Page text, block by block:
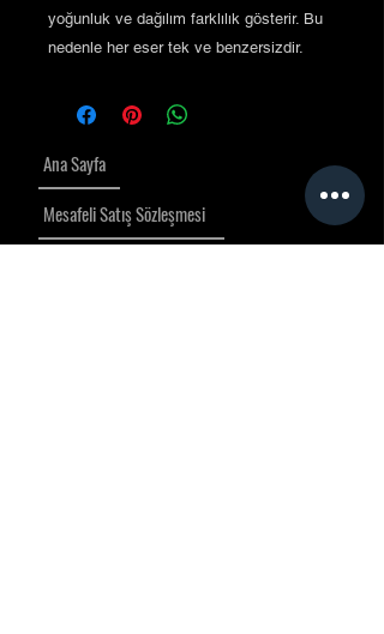
yoğunluk ve dağılım farklılık gösterir. Bu
nedenle her eser tek ve benzersizdir.
Ana Sayfa
Mesafeli Satış Sözleşmesi